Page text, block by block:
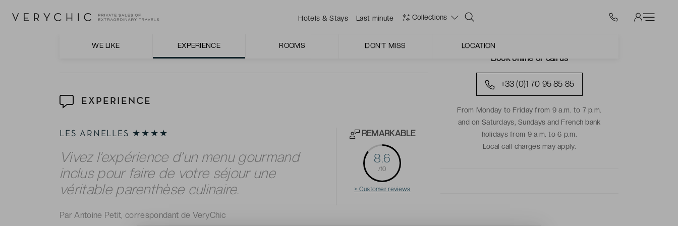
Hotels & Stays Last minute Collections
WE LIKE EXPERIENCE ROOMS DON'T MISS LOCATION
EXPERIENCE
LES ARNELLES ★★★★
Vivez l’expérience d’un menu gourmand
inclus pour faire de votre séjour une
véritable parenthèse culinaire.
REMARKABLE
8.6
/10
> Customer reviews
Par Antoine Petit, correspondant de VeryChic
Book online or call us
+33 (0)1 70 95 85 85
From Monday to Friday from 9 a.m. to 7 p.m.
and on Saturdays, Sundays and French bank
holidays from 9 a.m. to 6 p.m.
Local call charges may apply.